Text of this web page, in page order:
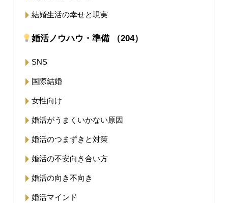
結婚生活の幸せと現実
婚活ノウハウ・準備 （204）
SNS
国際結婚
女性向け
婚活がうまくいかない原因
婚活のつまずきと対策
婚活の不安向き合い方
婚活の向き不向き
婚活マインド